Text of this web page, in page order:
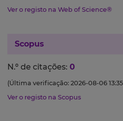
Ver o registo na Web of Science®
Scopus
N.º de citações: 0
(Última verificação: 2026-08-06
Ver o registo na Scopus